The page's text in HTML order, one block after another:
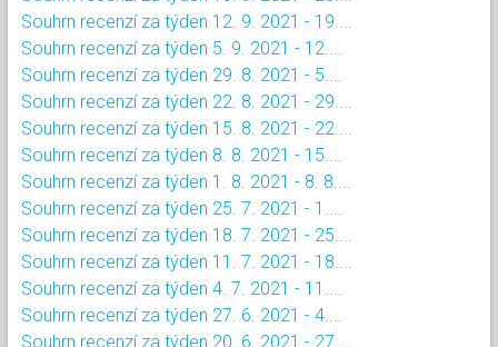
Souhrn recenzí za týden 12. 9. 2021 - 19....
Souhrn recenzí za týden 5. 9. 2021 - 12....
Souhrn recenzí za týden 29. 8. 2021 - 5....
Souhrn recenzí za týden 22. 8. 2021 - 29....
Souhrn recenzí za týden 15. 8. 2021 - 22....
Souhrn recenzí za týden 8. 8. 2021 - 15....
Souhrn recenzí za týden 1. 8. 2021 - 8. 8....
Souhrn recenzí za týden 25. 7. 2021 - 1....
Souhrn recenzí za týden 18. 7. 2021 - 25....
Souhrn recenzí za týden 11. 7. 2021 - 18....
Souhrn recenzí za týden 4. 7. 2021 - 11....
Souhrn recenzí za týden 27. 6. 2021 - 4....
Souhrn recenzí za týden 20. 6. 2021 - 27....